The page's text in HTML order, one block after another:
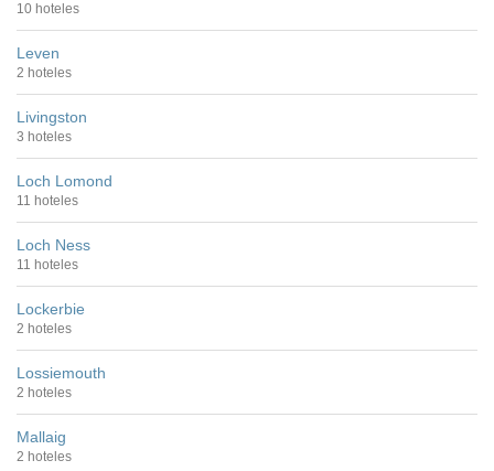
10 hoteles
Leven
2 hoteles
Livingston
3 hoteles
Loch Lomond
11 hoteles
Loch Ness
11 hoteles
Lockerbie
2 hoteles
Lossiemouth
2 hoteles
Mallaig
2 hoteles